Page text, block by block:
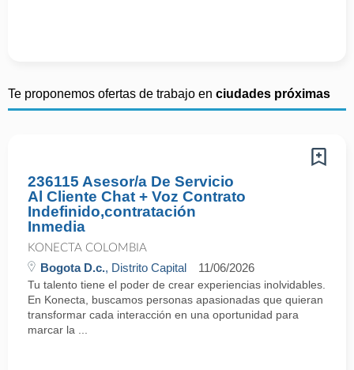
Te proponemos ofertas de trabajo en ciudades próximas
236115 Asesor/a De Servicio
Al Cliente Chat + Voz Contrato
Indefinido,contratación
Inmedia
KONECTA COLOMBIA
Bogota D.c., Distrito Capital 11/06/2026
Tu talento tiene el poder de crear experiencias inolvidables.
En Konecta, buscamos personas apasionadas que quieran
transformar cada interacción en una oportunidad para
marcar la ...